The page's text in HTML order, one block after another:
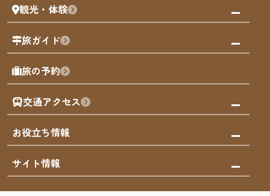
福岡グルメ
福岡を楽しむ
福岡のアート
福岡のナイトタイム
福岡の歴史・文化
サステナブルツーリズム
福岡検定
よかなび音声ガイド
観光・体験
観る・遊ぶ
屋台
買う
体験
泊まる
旅ガイド
モデルコース
AIおまかせコース
オリジナルプラン
みんなの旅行記
旅の予約
交通アクセス
市内交通ガイド
お得なチケット
お役立ち情報
お知らせ
災害情報
サイト情報
まち歩き・体験プログラム掲載申込